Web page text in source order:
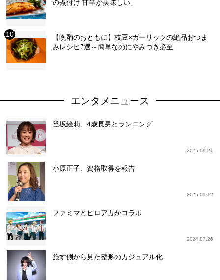
の煮付け 甘辛が美味しい」
【晩酌のおともに】枝豆×ガーリックの絶品おつま
みレシピ7選～簡単なのにやみつき必至
エンタメニュース
登坂絵莉、4歳長男とランニング
2025.09.21
小原正子、資格取得を報告
2025.09.12
ファミマとヒロアカがコラボ
2024.07.26
施す側から見た整形のカジュアル化